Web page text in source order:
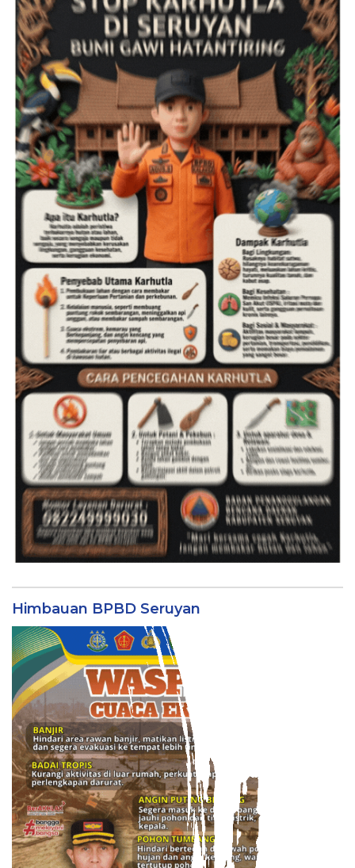
Himbauan BPBD Seruyan